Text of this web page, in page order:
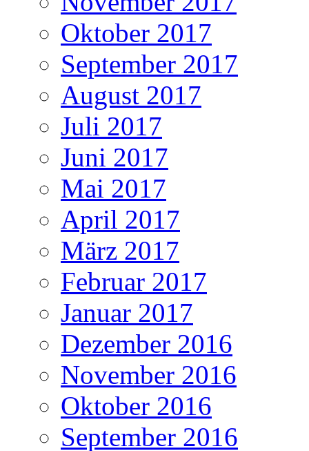
Oktober 2017
September 2017
August 2017
Juli 2017
Juni 2017
Mai 2017
April 2017
März 2017
Februar 2017
Januar 2017
Dezember 2016
November 2016
Oktober 2016
September 2016